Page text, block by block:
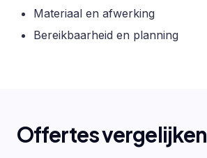
Materiaal en afwerking
Bereikbaarheid en planning
Offertes vergelijken